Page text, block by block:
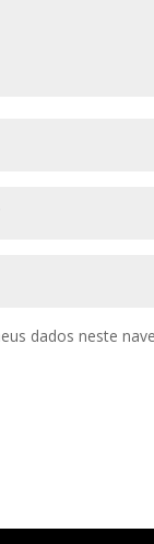
dados neste